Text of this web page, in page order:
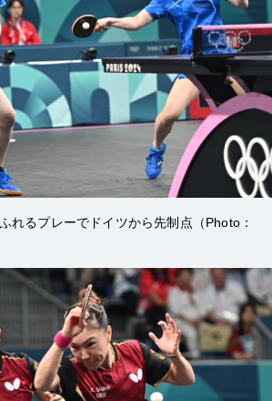
れるプレーでドイツから先制点（Photo：